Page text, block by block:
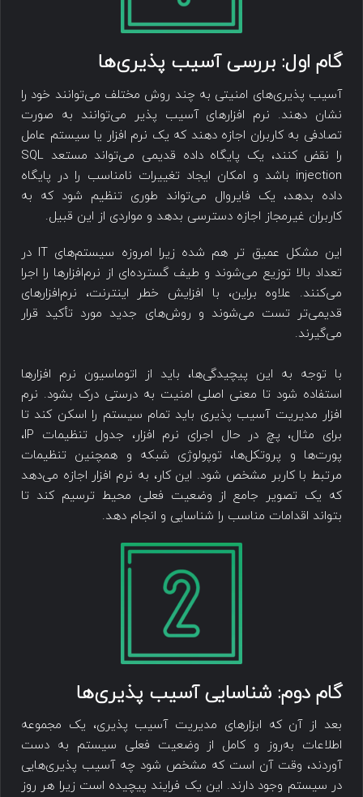
گام اول: بررسی ‌‌آسیب پذیری‌ها
‌‌آسیب پذیری‌های امنیتی به چند روش مختلف ‌می‌توانند خود را
نشان دهند. نرم افزارهای آسیب پذیر ‌می‌توانند به صورت
تصادفی به کاربران اجازه دهند که یک نرم افزار یا سیستم عامل
را نقض کنند، یک پایگاه داده قدیمی می‌تواند مستعد SQL
injection باشد و امکان ایجاد تغییرات نامناسب را در پایگاه
داده بدهد، یک فایروال می‌تواند طوری تنظیم شود که به
کاربران غیرمجاز اجازه دسترسی بدهد و مواردی از این قبیل.
این مشکل عمیق تر هم شده زیرا امروزه سیستم‌های IT در
تعداد بالا توزیع می‌شوند و طیف گسترده‌ای از نرم‌افزارها را اجرا
می‌کنند. علاوه براین، با افزایش خطر اینترنت، نرم‌افزارهای
قدیمی‌تر تست می‌شوند و روش‌های جدید مورد تأکید قرار
می‌گیرند.
با توجه به این پیچیدگی‌ها، باید از اتوماسیون نرم افزارها
استفاده شود تا معنی اصلی امنیت به درستی درک بشود. نرم
افزار مدیریت ‌‌آسیب پذیری باید تما‌م ‌سیستم را اسکن کند تا
برای مثال، پچ در حال اجرای نرم افزار، جدول تنظیمات IP،
پورت‌ها و پروتکل‌ها، توپولوژی شبکه و همچنین تنظیمات
مرتبط با کاربر مشخص شود. این کار، به نرم افزار اجازه ‌می‌دهد
که یک تصویر جامع از وضعیت فعلی محیط ترسیم کند تا
بتواند اقدامات مناسب را شناسایی و انجام دهد.
گام دوم: شناسایی ‌‌آسیب پذیری‌ها
بعد از آن که ابزار‌های مدیریت ‌‌آسیب پذیری، یک مجموعه
اطلاعات به‌روز و کامل از وضعیت فعلی سیستم به دست
آوردند، وقت آن است که مشخص شود چه ‌‌آسیب پذیری‌هایی
در سیستم وجود دارند. این یک فرایند پیچیده است زیرا هر روز